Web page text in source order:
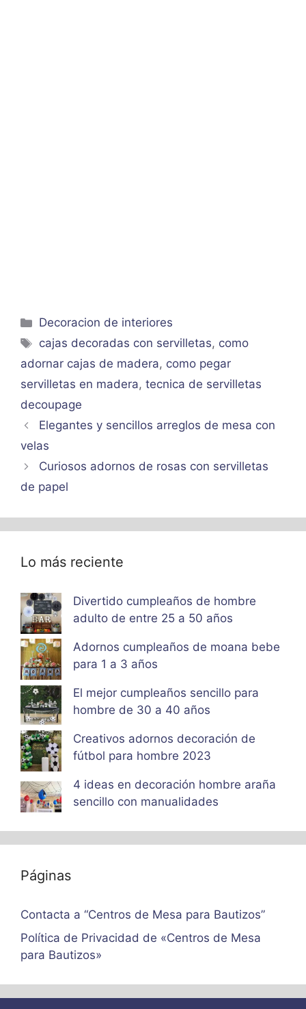
Categorías
Decoracion de interiores
Etiquetas
cajas decoradas con servilletas, como
adornar cajas de madera, como pegar
servilletas en madera, tecnica de servilletas
decoupage
Elegantes y sencillos arreglos de mesa con
velas
Curiosos adornos de rosas con servilletas
de papel
Lo más reciente
Divertido cumpleaños de hombre
adulto de entre 25 a 50 años
Adornos cumpleaños de moana bebe
para 1 a 3 años
El mejor cumpleaños sencillo para
hombre de 30 a 40 años
Creativos adornos decoración de
fútbol para hombre 2023
4 ideas en decoración hombre araña
sencillo con manualidades
Páginas
Contacta a “Centros de Mesa para Bautizos”
Política de Privacidad de «Centros de Mesa
para Bautizos»